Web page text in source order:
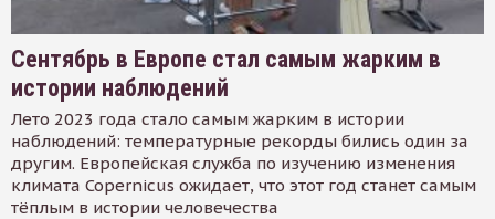
Сентябрь в Европе стал самым жарким в
истории наблюдений
Лето 2023 года стало самым жарким в истории
наблюдений: температурные рекорды бились один за
другим. Европейская служба по изучению изменения
климата Copernicus ожидает, что этот год станет самым
тёплым в истории человечества